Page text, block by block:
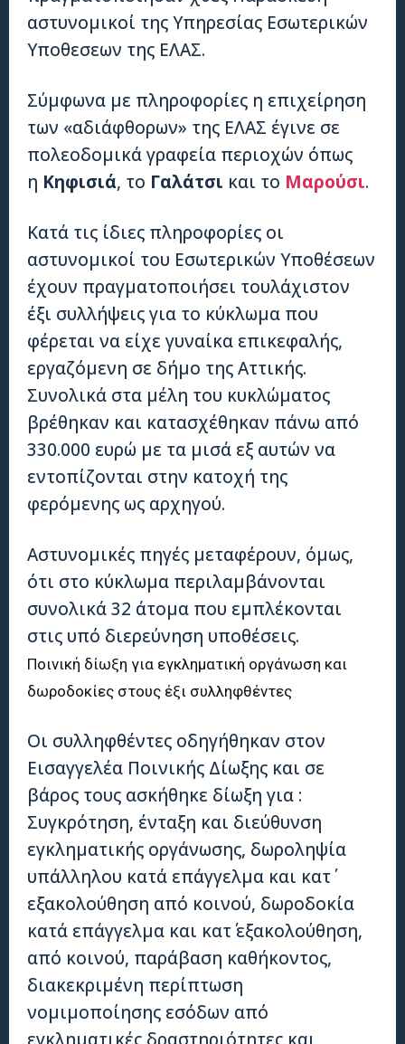
αστυνομικοί της Υπηρεσίας Εσωτερικών
Υποθεσεων της ΕΛΑΣ.
Σύμφωνα με πληροφορίες η επιχείρηση
των «αδιάφθορων» της ΕΛΑΣ έγινε σε
πολεοδομικά γραφεία περιοχών όπως
η Κηφισιά, το Γαλάτσι και το Μαρούσι.
Κατά τις ίδιες πληροφορίες οι
αστυνομικοί του Εσωτερικών Υποθέσεων
έχουν πραγματοποιήσει τουλάχιστον
έξι συλλήψεις για το κύκλωμα που
φέρεται να είχε γυναίκα επικεφαλής,
εργαζόμενη σε δήμο της Αττικής.
Συνολικά στα μέλη του κυκλώματος
βρέθηκαν και κατασχέθηκαν πάνω από
330.000 ευρώ με τα μισά εξ αυτών να
εντοπίζονται στην κατοχή της
φερόμενης ως αρχηγού.
Αστυνομικές πηγές μεταφέρουν, όμως,
ότι στο κύκλωμα περιλαμβάνονται
συνολικά 32 άτομα που εμπλέκονται
στις υπό διερεύνηση υποθέσεις.
Ποινική δίωξη για εγκληματική οργάνωση και
δωροδοκίες στους έξι συλληφθέντες
Οι συλληφθέντες οδηγήθηκαν στον
Εισαγγελέα Ποινικής Δίωξης και σε
βάρος τους ασκήθηκε δίωξη για :
Συγκρότηση, ένταξη και διεύθυνση
εγκληματικής οργάνωσης, δωροληψία
υπάλληλου κατά επάγγελμα και κατ΄
εξακολούθηση από κοινού, δωροδοκία
κατά επάγγελμα και κατ΄ εξακολούθηση,
από κοινού, παράβαση καθήκοντος,
διακεκριμένη περίπτωση
νομιμοποίησης εσόδων από